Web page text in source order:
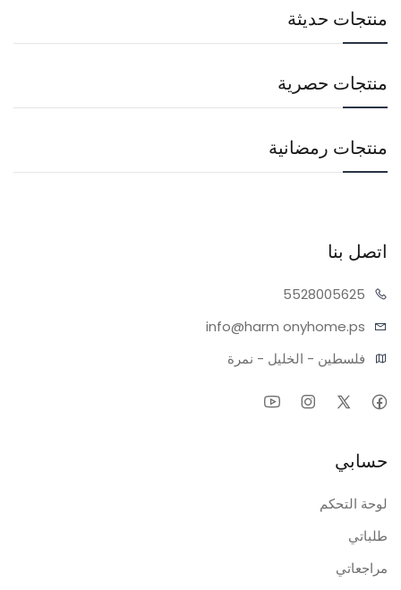
منتجات حديثة
منتجات حصرية
منتجات رمضانية
اتصل بنا
05625
55280
info@harm onyhome.ps
فلسطين - الخليل - نمرة
حسابي
لوحة التحكم
طلباتي
مراجعاتي